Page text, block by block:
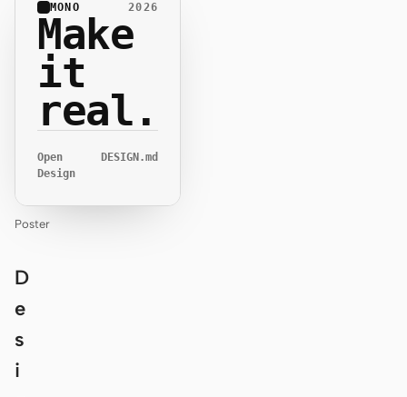
MONO 2026
Make
it
real.
Open
Design
DESIGN.md
Poster
D
e
s
i